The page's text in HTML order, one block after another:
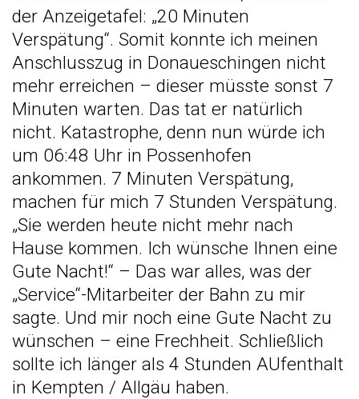
der Anzeigetafel: „20 Minuten
Verspätung“. Somit konnte ich meinen
Anschlusszug in Donaueschingen nicht
mehr erreichen – dieser müsste sonst 7
Minuten warten. Das tat er natürlich
nicht. Katastrophe, denn nun würde ich
um 06:48 Uhr in Possenhofen
ankommen. 7 Minuten Verspätung,
machen für mich 7 Stunden Verspätung.
„Sie werden heute nicht mehr nach
Hause kommen. Ich wünsche Ihnen eine
Gute Nacht!“ – Das war alles, was der
„Service“-Mitarbeiter der Bahn zu mir
sagte. Und mir noch eine Gute Nacht zu
wünschen – eine Frechheit. Schließlich
sollte ich länger als 4 Stunden AUfenthalt
in Kempten / Allgäu haben.